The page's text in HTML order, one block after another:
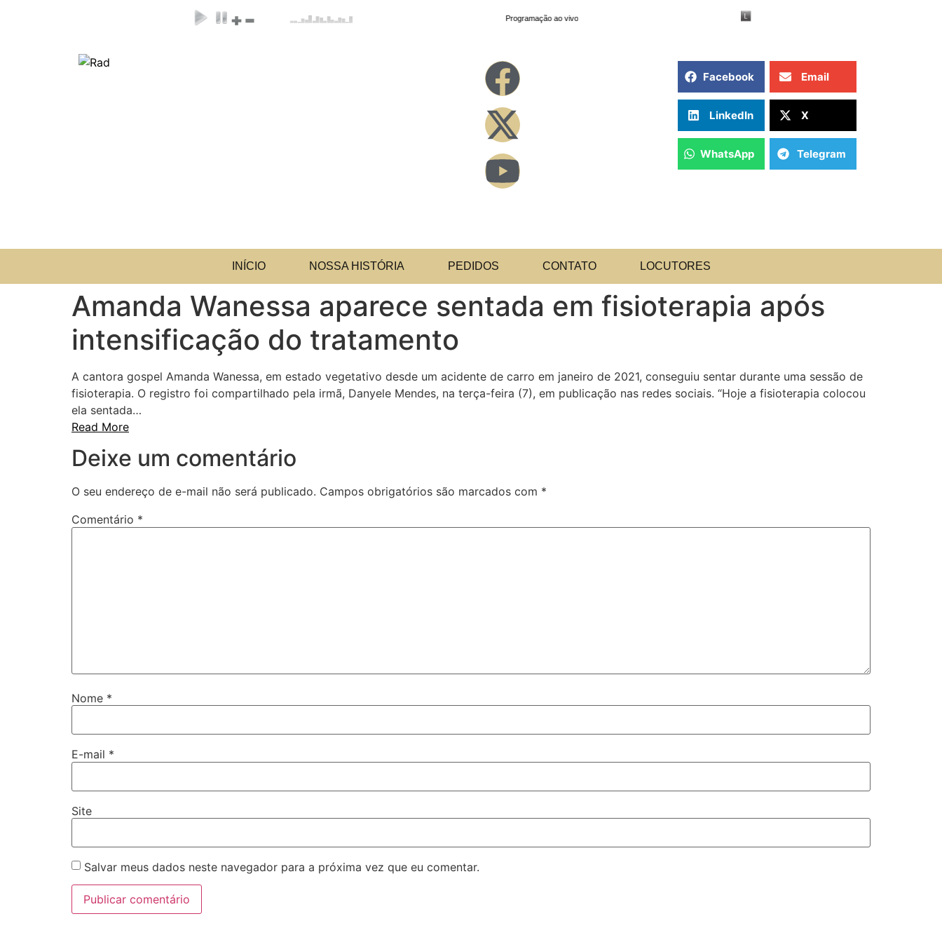
Facebook Email
LinkedIn X
WhatsApp Telegram
INÍCIO NOSSA HISTÓRIA PEDIDOS CONTATO LOCUTORES
Amanda Wanessa aparece sentada em fisioterapia após
intensificação do tratamento
A cantora gospel Amanda Wanessa, em estado vegetativo desde um acidente de carro em janeiro de 2021, conseguiu sentar durante uma sessão de
fisioterapia. O registro foi compartilhado pela irmã, Danyele Mendes, na terça-feira (7), em publicação nas redes sociais. “Hoje a fisioterapia colocou
ela sentada…
Read More
Deixe um comentário
O seu endereço de e-mail não será publicado. Campos obrigatórios são marcados com *
Comentário *
Nome *
E-mail *
Site
Salvar meus dados neste navegador para a próxima vez que eu comentar.